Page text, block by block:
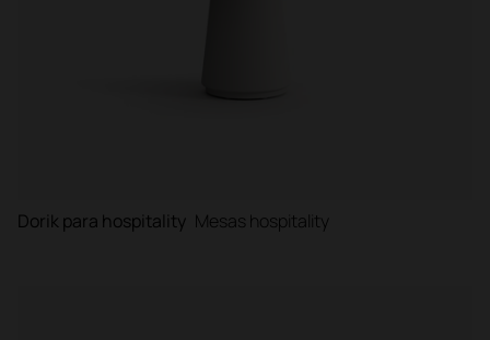
Dorik para hospitality Mesas hospitality